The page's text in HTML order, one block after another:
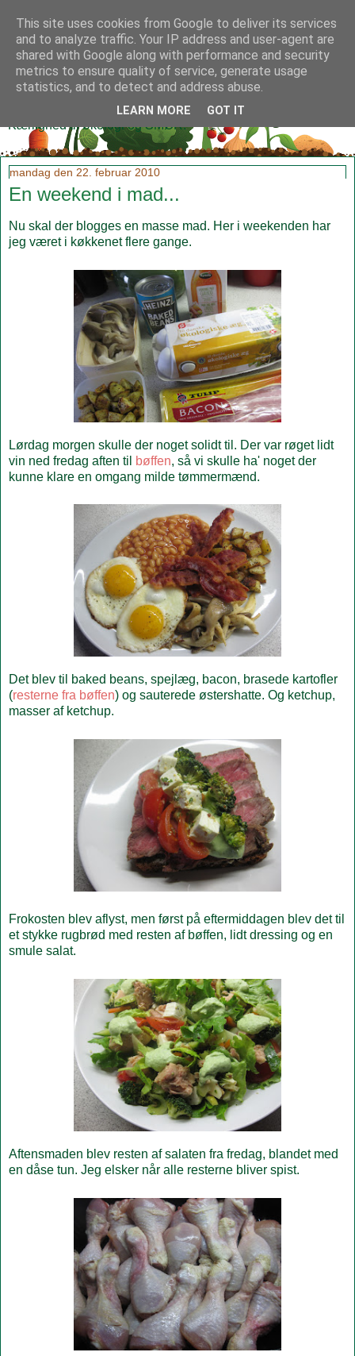
Klidmoster.dk
Kærlighed til økologi og SMØR!
mandag den 22. februar 2010
En weekend i mad...
Nu skal der blogges en masse mad. Her i weekenden har
jeg været i køkkenet flere gange.
Lørdag morgen skulle der noget solidt til. Der var røget lidt
vin ned fredag aften til
bøffen, så vi skulle ha' noget der
kunne klare en omgang milde tømmermænd.
Det blev til baked beans, spejlæg, bacon, brasede kartofler
(resterne fra bøffen) og sauterede østershatte. Og ketchup,
masser af ketchup.
Frokosten blev aflyst, men først på eftermiddagen blev det til
et stykke rugbrød med resten af bøffen, lidt dressing og en
smule salat.
Aftensmaden blev resten af salaten fra fredag, blandet med
en dåse tun. Jeg elsker når alle resterne bliver spist.
This site uses cookies from Google to deliver its services
and to analyze traffic. Your IP address and user-agent are
shared with Google along with performance and security
metrics to ensure quality of service, generate usage
statistics, and to detect and address abuse.
LEARN MORE GOT IT